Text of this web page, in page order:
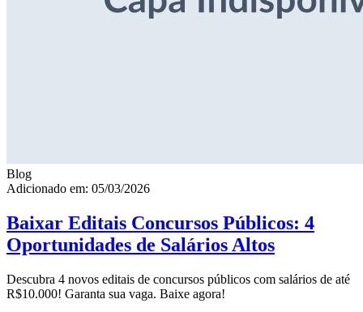
Blog
Adicionado em: 05/03/2026
Baixar Editais Concursos Públicos: 4
Oportunidades de Salários Altos
Descubra 4 novos editais de concursos públicos com salários de até
R$10.000! Garanta sua vaga. Baixe agora!